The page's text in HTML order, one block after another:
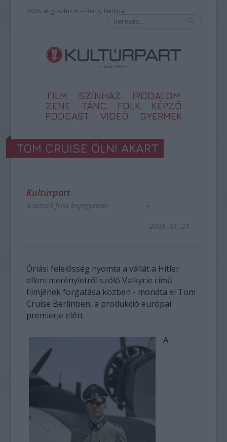
2026. augusztus 6. – Berta, Bettina
FILM SZÍNHÁZ
IRODALOM
ZENE
TÁNC FOLK
KÉPZŐ
PODCAST
VIDEÓ GYERMEK
TOM CRUISE ÖLNI AKART
Kultúrpart
a szerző friss bejegyzései
2009. 01. 21.
Óriási felelősség nyomta a vállát a Hitler
elleni merényletről szóló Valkyrie című
filmjének forgatása közben - mondta el Tom
Cruise Berlinben, a produkció európai
premierje előtt.
A